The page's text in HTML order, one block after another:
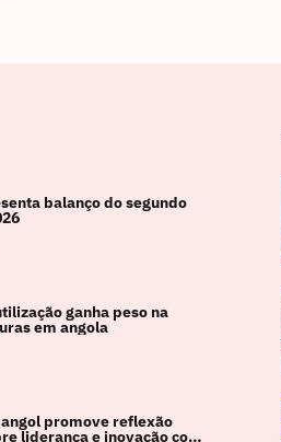
balanço do segundo
ganha peso na
em angola
promove reflexão
liderança e inovação com